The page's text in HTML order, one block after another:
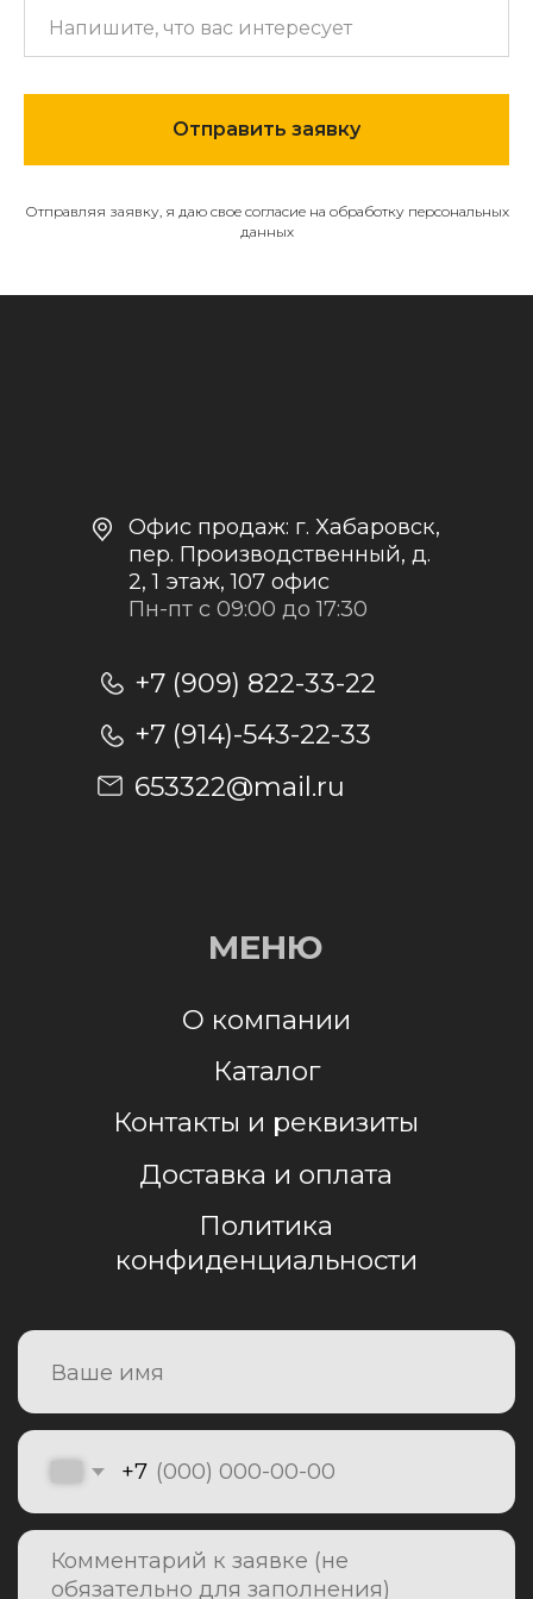
Отправить заявку
Отправляя заявку, я даю свое согласие на обработку персональных
данных
О компании
Доставка и оплата
конфиденциальности
Отправить заявку
обработку персональных данных